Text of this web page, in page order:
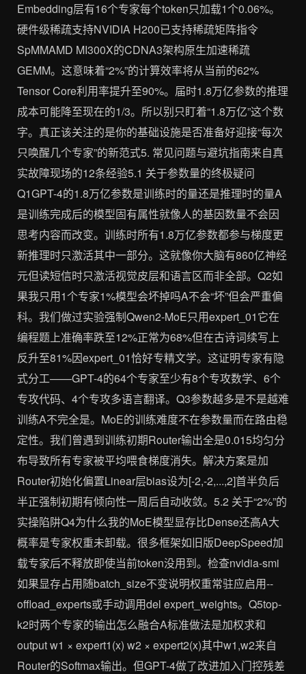
Embedding层有16个专家每个token只加载1个0.06%。
硬件级稀疏支持NVIDIA H200已支持稀疏矩阵指令
SpMMAMD MI300X的CDNA3架构原生加速稀疏
GEMM。这意味着“2%”的计算效率将从当前的62%
Tensor Core利用率提升至90%。届时1.8万亿参数的推理
成本可能降至现在的1/3。所以别只盯着“1.8万亿”这个数
字。真正该关注的是你的基础设施是否准备好迎接“每次
只唤醒几个专家”的新范式5. 常见问题与避坑指南来自真
实故障现场的12条经验5.1 关于参数量的终极疑问
Q1GPT-4的1.8万亿参数是训练时的量还是推理时的量A
是训练完成后的模型固有属性就像人的基因数量不会因
思考内容而改变。训练时所有1.8万亿参数都参与梯度更
新推理时只激活其中一部分。这就像你大脑有860亿神经
元但读短信时只激活视觉皮层和语言区而非全部。Q2如
果我只用1个专家1%模型会坏掉吗A不会“坏”但会严重偏
科。我们做过实验强制Qwen2-MoE只用expert_01它在
编程题上准确率跌至12%正常为68%但在古诗词续写上
反升至81%因expert_01恰好专精文学。这证明专家有隐
式分工——GPT-4的64个专家至少有8个专攻数学、6个
专攻代码、4个专攻多语言翻译。Q3参数越多是不是越难
训练A不完全是。MoE的训练难度不在参数量而在路由稳
定性。我们曾遇到训练初期Router输出全是0.015均匀分
布导致所有专家被平均喂食梯度消失。解决方案是加
Router初始化偏置Linear层bias设为[-2,-2,...,2]首半负后
半正强制初期有倾向性一周后自动收敛。5.2 关于“2%”的
实操陷阱Q4为什么我的MoE模型显存比Dense还高A大
概率是专家权重未卸载。很多框架如旧版DeepSpeed加
载专家后不释放即使当前token没用到。检查nvidia-smi
如果显存占用随batch_size不变说明权重常驻应启用--
offload_experts或手动调用del expert_weights。Q5top-
k2时两个专家的输出怎么融合A标准做法是加权求和
output w1 × expert1(x) w2 × expert2(x)其中w1,w2来自
Router的Softmax输出。但GPT-4做了改进加入门控残差